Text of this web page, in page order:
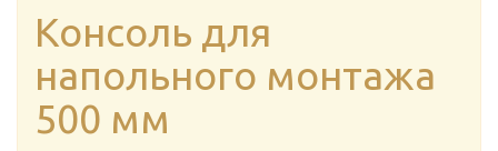
Консоль для
напольного монтажа
500 мм